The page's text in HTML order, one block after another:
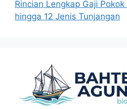
Rincian Lengkap Gaji Pokok
hingga 12 Jenis Tunjangan